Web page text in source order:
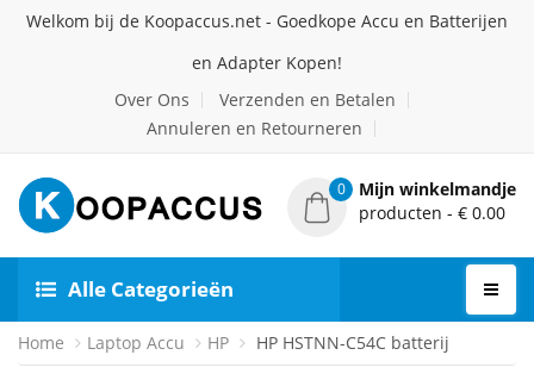
Welkom bij de Koopaccus.net - Goedkope Accu en Batterijen
en Adapter Kopen!
Over Ons
Verzenden en Betalen
Annuleren en Retourneren
0
Mijn winkelmandje
producten - € 0.00
Alle Categorieën
Home Laptop Accu HP HP HSTNN-C54C batterij